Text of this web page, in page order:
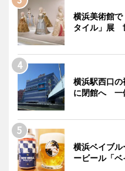
横浜美術館
タイル」展
横浜駅西口
に閉館へ 一
横浜ベイブ
ービール「ベ